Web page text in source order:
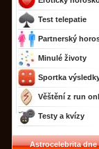
Test telepatie
Partnerský
Minulé životy
Sportka
Věštění z run
Testy a kvízy
Astrocelebrita dne